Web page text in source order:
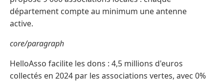
département compte au minimum une antenne
active.
core/paragraph
HelloAsso facilite les dons : 4,5 millions d'euros
collectés en 2024 par les associations vertes, avec 0%